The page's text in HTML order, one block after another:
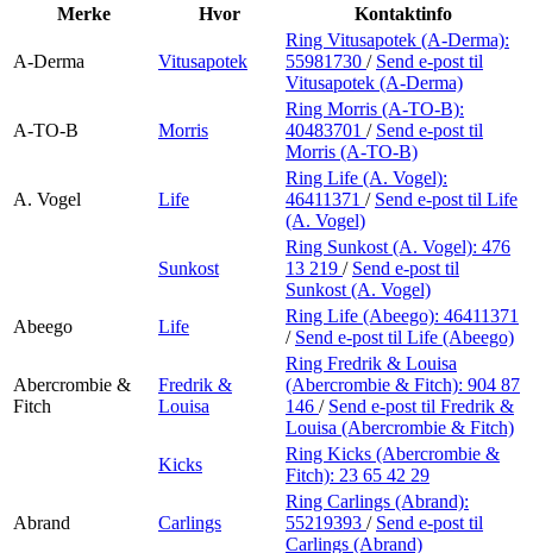
Parkering
Praktisk informasjon
Gavekort
Merke
Hvor Kontaktinfo
A-Derma Vitusapotek
Ring Vitusapotek (A-Derma):
55981730 / Send e-post til
Vitusapotek (A-Derma)
A-TO-B Morris
Ring Morris (A-TO-B):
40483701 / Send e-post til
Morris (A-TO-B)
A. Vogel Life
Ring Life (A. Vogel):
46411371 / Send e-post til Life
(A. Vogel)
Sunkost
Ring Sunkost (A. Vogel): 476
13 219 / Send e-post til
Sunkost (A. Vogel)
Abeego
Life
Ring Life (Abeego): 46411371
/ Send e-post til Life (Abeego)
Abercrombie &
Fitch
Fredrik &
Louisa
Ring Fredrik & Louisa
(Abercrombie & Fitch): 904 87
146 / Send e-post til Fredrik &
Louisa (Abercrombie & Fitch)
Kicks
Ring Kicks (Abercrombie &
Fitch): 23 65 42 29
Abrand Carlings
Ring Carlings (Abrand):
55219393 / Send e-post til
Carlings (Abrand)